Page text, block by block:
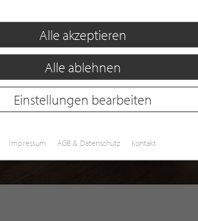
Alle akzeptieren
Alle ablehnen
Einstellungen bearbeiten
Impressum AGB & Datenschutz Kontakt